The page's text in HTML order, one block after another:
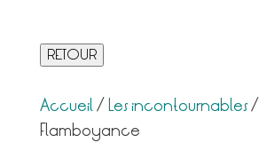
RETOUR
Accueil/Les incontournables/
Flamboyance